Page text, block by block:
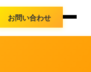
お問い合わせ